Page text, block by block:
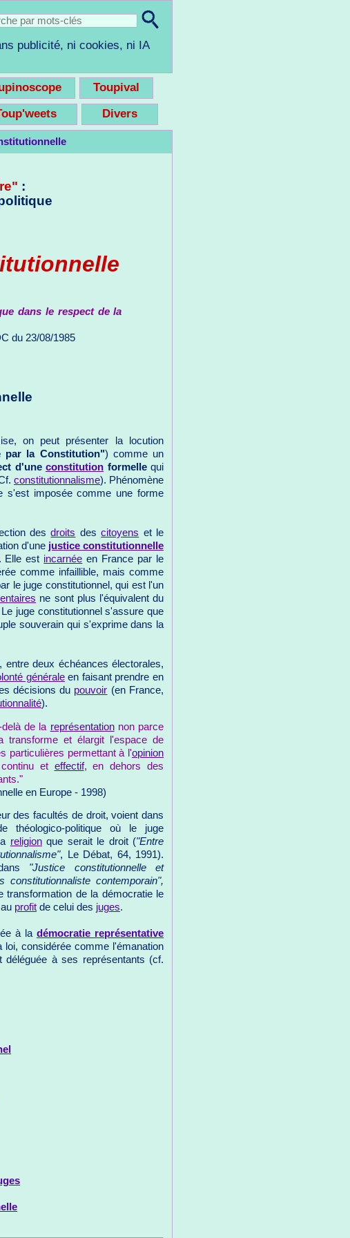
publicité, ni cookies, ni IA
Toupival
Divers
:
dans le respect de la
du 23/08/1985
on peut présenter la locution
par la Constitution") comme un
d'une constitution formellequi
constitutionnalisme). Phénomène
s'est imposée comme une forme
desdroits descitoyens et le
d'une justice constitutionnelle
. Elle est incarnée en France par le
comme infaillible, mais comme
le juge constitutionnel, qui est l'un
ne sont plus l'équivalent du
juge constitutionnel s'assure que
souverain qui s'exprime dans la
entre deux échéances électorales,
généraleen faisant prendre en
décisions du pouvoir (en France,
).
de la représentationnon parce
transforme et élargit l'espace de
particulières permettant à l'opinion
continu et effectif, en dehors des
en Europe - 1998)
des facultés de droit, voient dans
théologico-politique où le juge
religionque serait le droit ("Entre
, Le Débat, 64, 1991).
"Justice constitutionnelle et
contemporain",
transformation de la démocratie le
profit de celui des juges.
à la démocratie représentative
loi, considérée comme l'émanation
déléguée à ses représentants (cf.